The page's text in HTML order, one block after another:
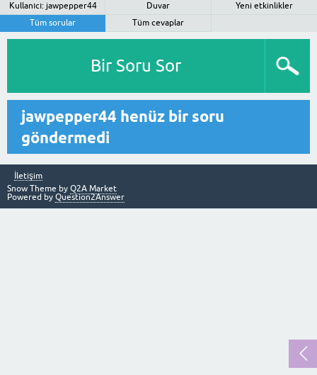
Kullanıcı: jawpepper44 Duvar
Yeni etkinlikler
Tüm sorular
Tüm cevaplar
Bir Soru Sor
jawpepper44 henüz bir soru
göndermedi
İletişim
Snow Theme by Q2A Market
Powered by Question2Answer